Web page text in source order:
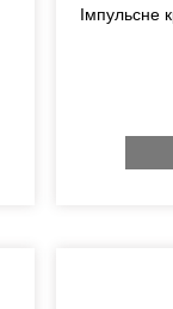
Імпульсне